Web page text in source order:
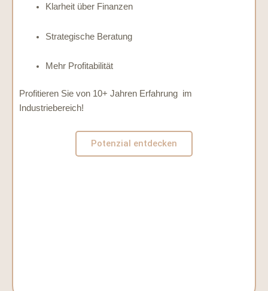
Klarheit über Finanzen
Strategische Beratung
Mehr Profitabilität
Profitieren Sie von 10+ Jahren Erfahrung im
Industriebereich!
Potenzial entdecken